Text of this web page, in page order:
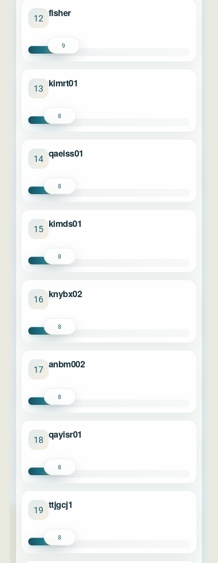
12 fisher
9
13 kimrt01
8
14 qaeiss01
8
15 kimds01
8
16 knybx02
8
17 anbm002
8
18 qayisr01
8
19 ttjgcj1
8